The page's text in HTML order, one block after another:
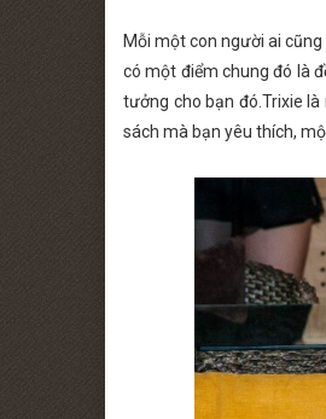
Mỗi một con người ai
có một điểm chung đó là
tưởng cho bạn đó.Trixie
sách mà bạn yêu thích,